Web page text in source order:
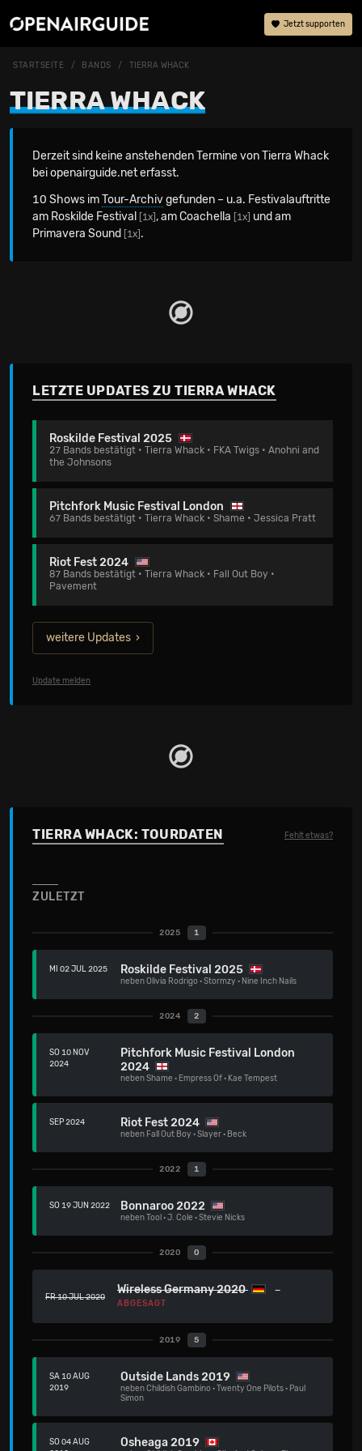
Jetzt supporten
STARTSEITE BANDS TIERRA WHACK
TIERRA WHACK
Derzeit sind keine anstehenden Termine von Tierra Whack
bei openairguide.net erfasst.
10 Shows imTour-Archivgefunden – u.a. Festivalauftritte
am Roskilde Festival
[1x] , am Coachella [1x] und am
Primavera Sound
[1x] .
LETZTE UPDATES ZU TIERRA WHACK
Roskilde Festival 2025
27 Bands bestätigt • Tierra Whack • FKA Twigs • Anohni and
the Johnsons
Pitchfork Music Festival London
67 Bands bestätigt • Tierra Whack • Shame • Jessica Pratt
Riot Fest 2024
87 Bands bestätigt • Tierra Whack • Fall Out Boy •
Pavement
weitere Updates
Update melden
TIERRA WHACK: TOURDATEN Fehlt etwas?
ZULETZT
2025 1
MI 02 JUL 2025 Roskilde Festival 2025
nebenOlivia Rodrigo ·Stormzy · Nine Inch Nails
2024 2
SO 10 NOV
2024
Pitchfork Music Festival London
2024
nebenShame · Empress Of· Kae Tempest
SEP 2024 Riot Fest 2024
neben Fall Out Boy ·Slayer· Beck
2022 1
SO 19 JUN 2022 Bonnaroo 2022
nebenTool ·J. Cole ·Stevie Nicks
2020 0
FR 10 JUL 2020
Wireless Germany 2020
ABGESAGT
2019 5
SA 10 AUG
2019
Outside Lands 2019
nebenChildish Gambino ·Twenty One Pilots· Paul
Simon
SO 04 AUG
Osheaga 2019